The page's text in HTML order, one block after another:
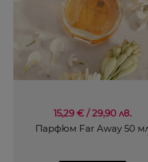
15,29 € / 29,90 лв.
Парфюм Far Away 50